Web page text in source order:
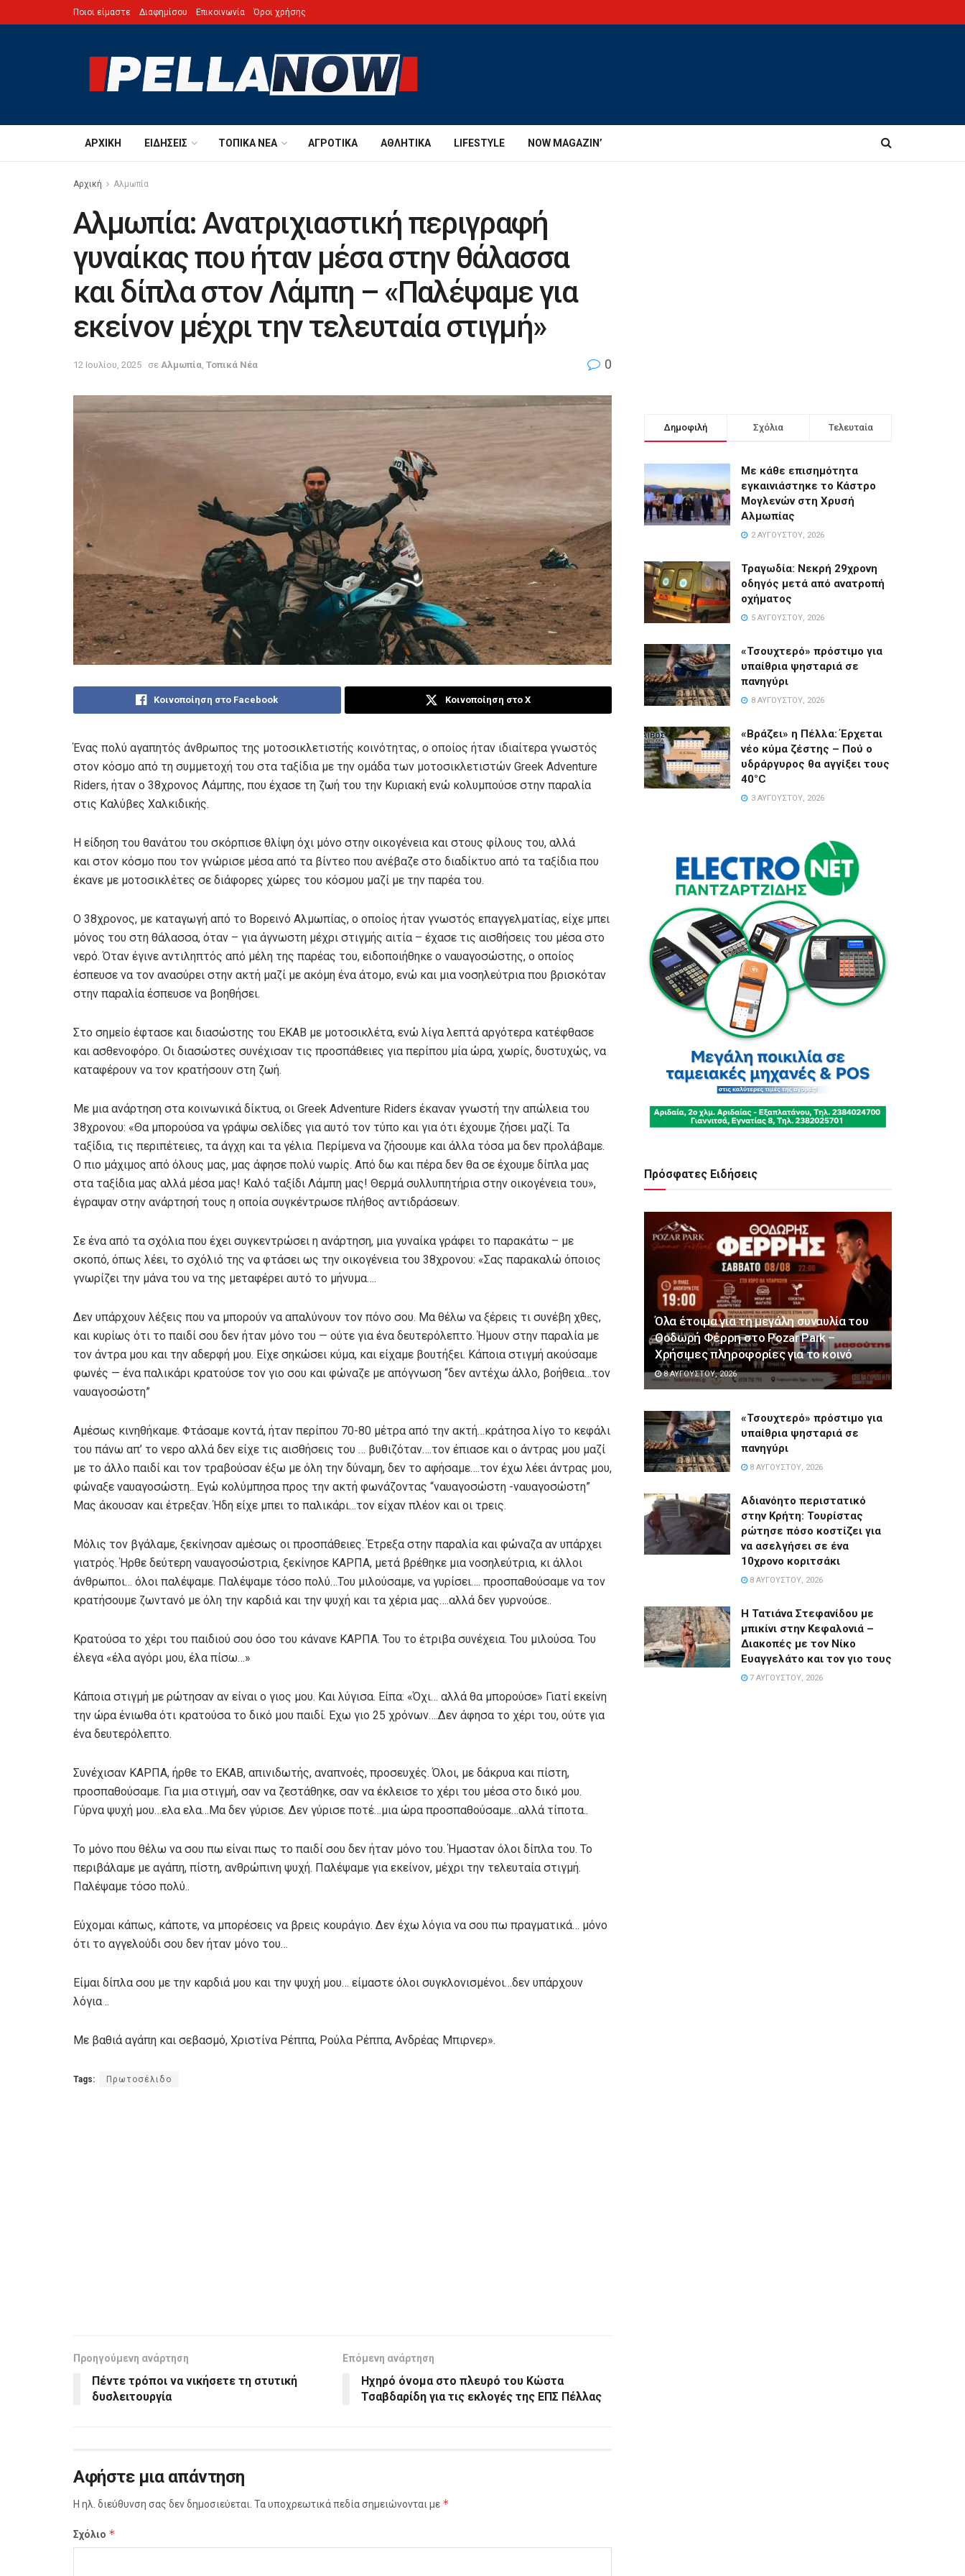
Ποιοι είμαστε Διαφημίσου Επικοινωνία Όροι χρήσης
ΑΡΧΙΚΉ ΕΙΔΉΣΕΙΣ ΤΟΠΙΚΆ ΝΈΑ ΑΓΡΟΤΙΚΆ ΑΘΛΗΤΙΚΆ LIFESTYLE NOW MAGAZIN’
Αρχική Αλμωπία
Αλμωπία: Ανατριχιαστική περιγραφή
γυναίκας που ήταν μέσα στην θάλασσα
και δίπλα στον Λάμπη – «Παλέψαμε για
εκείνον μέχρι την τελευταία στιγμή»
12 Ιουλίου, 2025 σε Αλμωπία Τοπικά Νέα 0
Κοινοποίηση στο Facebook Κοινοποίηση στο X
Ένας πολύ αγαπητός άνθρωπος της μοτοσικλετιστής κοινότητας, ο οποίος ήταν ιδιαίτερα γνωστός
στον κόσμο από τη συμμετοχή του στα ταξίδια με την ομάδα των μοτοσικλετιστών Greek Adventure
Riders, ήταν ο 38χρονος Λάμπης, που έχασε τη ζωή του την Κυριακή ενώ κολυμπούσε στην παραλία
στις Καλύβες Χαλκιδικής.
Η είδηση του θανάτου του σκόρπισε θλίψη όχι μόνο στην οικογένεια και στους φίλους του, αλλά
και στον κόσμο που τον γνώρισε μέσα από τα βίντεο που ανέβαζε στο διαδίκτυο από τα ταξίδια που
έκανε με μοτοσικλέτες σε διάφορες χώρες του κόσμου μαζί με την παρέα του.
Ο 38χρονος, με καταγωγή από το Βορεινό Αλμωπίας, ο οποίος ήταν γνωστός επαγγελματίας, είχε μπει
μόνος του στη θάλασσα, όταν – για άγνωστη μέχρι στιγμής αιτία – έχασε τις αισθήσεις του μέσα στο
νερό. Όταν έγινε αντιληπτός από μέλη της παρέας του, ειδοποιήθηκε ο ναυαγοσώστης, ο οποίος
έσπευσε να τον ανασύρει στην ακτή μαζί με ακόμη ένα άτομο, ενώ και μια νοσηλεύτρια που βρισκόταν
στην παραλία έσπευσε να βοηθήσει.
Στο σημείο έφτασε και διασώστης του ΕΚΑΒ με μοτοσικλέτα, ενώ λίγα λεπτά αργότερα κατέφθασε
και ασθενοφόρο. Οι διασώστες συνέχισαν τις προσπάθειες για περίπου μία ώρα, χωρίς, δυστυχώς, να
καταφέρουν να τον κρατήσουν στη ζωή.
Με μια ανάρτηση στα κοινωνικά δίκτυα, οι Greek Adventure Riders έκαναν γνωστή την απώλεια του
38χρονου: «Θα μπορούσα να γράψω σελίδες για αυτό τον τύπο και για ότι έχουμε ζήσει μαζί. Τα
ταξίδια, τις περιπέτειες, τα άγχη και τα γέλια. Περίμενα να ζήσουμε και άλλα τόσα μα δεν προλάβαμε.
Ο πιο μάχιμος από όλους μας, μας άφησε πολύ νωρίς. Από δω και πέρα δεν θα σε έχουμε δίπλα μας
στα ταξίδια μας αλλά μέσα μας! Καλό ταξίδι Λάμπη μας! Θερμά συλλυπητήρια στην οικογένεια του»,
έγραψαν στην ανάρτησή τους η οποία συγκέντρωσε πλήθος αντιδράσεων.
Σε ένα από τα σχόλια που έχει συγκεντρώσει η ανάρτηση, μια γυναίκα γράφει το παρακάτω – με
σκοπό, όπως λέει, το σχόλιό της να φτάσει ως την οικογένεια του 38χρονου: «Σας παρακαλώ όποιος
γνωρίζει την μάνα του να της μεταφέρει αυτό το μήνυμα….
Δεν υπάρχουν λέξεις που να μπορούν να απαλύνουν τον πόνο σου. Μα θέλω να ξέρεις τι συνέβη χθες,
και κυρίως ότι το παιδί σου δεν ήταν μόνο του — ούτε για ένα δευτερόλεπτο. Ήμουν στην παραλία με
τον άντρα μου και την αδερφή μου. Είχε σηκώσει κύμα, και είχαμε βουτήξει. Κάποια στιγμή ακούσαμε
φωνές — ένα παλικάρι κρατούσε τον γιο σου και φώναζε με απόγνωση “δεν αντέχω άλλο, βοήθεια…τον
ναυαγοσώστη”
Αμέσως κινηθήκαμε. Φτάσαμε κοντά, ήταν περίπου 70-80 μέτρα από την ακτή…κράτησα λίγο το κεφάλι
του πάνω απ’ το νερο αλλά δεν είχε τις αισθήσεις του … βυθιζόταν….τον έπιασε και ο άντρας μου μαζί
με το άλλο παιδί και τον τραβούσαν έξω με όλη την δύναμη, δεν το αφήσαμε….τον έχω λέει άντρας μου,
φώναξε ναυαγοσώστη.. Εγώ κολύμπησα προς την ακτή φωνάζοντας “ναυαγοσώστη -ναυαγοσώστη”
Μας άκουσαν και έτρεξαν. Ήδη είχε μπει το παλικάρι…τον είχαν πλέον και οι τρεις.
Μόλις τον βγάλαμε, ξεκίνησαν αμέσως οι προσπάθειες. Έτρεξα στην παραλία και φώναζα αν υπάρχει
γιατρός. Ήρθε δεύτερη ναυαγοσώστρια, ξεκίνησε ΚΑΡΠΑ, μετά βρέθηκε μια νοσηλεύτρια, κι άλλοι
άνθρωποι… όλοι παλέψαμε. Παλέψαμε τόσο πολύ…Του μιλούσαμε, να γυρίσει…. προσπαθούσαμε να τον
κρατήσουμε ζωντανό με όλη την καρδιά και την ψυχή και τα χέρια μας….αλλά δεν γυρνούσε..
Κρατούσα το χέρι του παιδιού σου όσο του κάνανε ΚΑΡΠΑ. Του το έτριβα συνέχεια. Του μιλούσα. Του
έλεγα «έλα αγόρι μου, έλα πίσω…»
Κάποια στιγμή με ρώτησαν αν είναι ο γιος μου. Και λύγισα. Είπα: «Όχι… αλλά θα μπορούσε» Γιατί εκείνη
την ώρα ένιωθα ότι κρατούσα το δικό μου παιδί. Εχω γιο 25 χρόνων….Δεν άφησα το χέρι του, ούτε για
ένα δευτερόλεπτο.
Συνέχισαν ΚΑΡΠΑ, ήρθε το ΕΚΑΒ, απινιδωτής, αναπνοές, προσευχές. Όλοι, με δάκρυα και πίστη,
προσπαθούσαμε. Για μια στιγμή, σαν να ζεστάθηκε, σαν να έκλεισε το χέρι του μέσα στο δικό μου.
Γύρνα ψυχή μου…ελα ελα…Μα δεν γύρισε. Δεν γύρισε ποτέ…μια ώρα προσπαθούσαμε…αλλά τίποτα..
Το μόνο που θέλω να σου πω είναι πως το παιδί σου δεν ήταν μόνο του. Ήμασταν όλοι δίπλα του. Το
περιβάλαμε με αγάπη, πίστη, ανθρώπινη ψυχή. Παλέψαμε για εκείνον, μέχρι την τελευταία στιγμή.
Παλέψαμε τόσο πολύ..
Εύχομαι κάπως, κάποτε, να μπορέσεις να βρεις κουράγιο. Δεν έχω λόγια να σου πω πραγματικά… μόνο
ότι το αγγελούδι σου δεν ήταν μόνο του…
Είμαι δίπλα σου με την καρδιά μου και την ψυχή μου… είμαστε όλοι συγκλονισμένοι…δεν υπάρχουν
λόγια ..
Με βαθιά αγάπη και σεβασμό, Χριστίνα Ρέππα, Ρούλα Ρέππα, Ανδρέας Μπιρνερ».
Tags: Πρωτοσέλιδο
Προηγούμενη ανάρτηση
Πέντε τρόποι να νικήσετε τη στυτική
δυσλειτουργία
Επόμενη ανάρτηση
Ηχηρό όνομα στο πλευρό του Κώστα
Τσαβδαρίδη για τις εκλογές της ΕΠΣ Πέλλας
Αφήστε μια απάντηση
Η ηλ. διεύθυνση σας δεν δημοσιεύεται. Τα υποχρεωτικά πεδία σημειώνονται με *
Σχόλιο *
Δημοφιλή Σχόλια Τελευταία
Με κάθε επισημότητα
εγκαινιάστηκε το Κάστρο
Μογλενών στη Χρυσή
Αλμωπίας
2 ΑΥΓΟΎΣΤΟΥ, 2026
Τραγωδία: Νεκρή 29χρονη
οδηγός μετά από ανατροπή
οχήματος
5 ΑΥΓΟΎΣΤΟΥ, 2026
«Τσουχτερό» πρόστιμο για
υπαίθρια ψησταριά σε
πανηγύρι
8 ΑΥΓΟΎΣΤΟΥ, 2026
«Βράζει» η Πέλλα: Έρχεται
νέο κύμα ζέστης – Πού ο
υδράργυρος θα αγγίξει τους
40°C
3 ΑΥΓΟΎΣΤΟΥ, 2026
Πρόσφατες Ειδήσεις
Όλα έτοιμα για τη μεγάλη συναυλία του
Θοδωρή Φέρρη στο Pozar Park –
Χρήσιμες πληροφορίες για το κοινό
8 ΑΥΓΟΎΣΤΟΥ, 2026
«Τσουχτερό» πρόστιμο για
υπαίθρια ψησταριά σε
πανηγύρι
8 ΑΥΓΟΎΣΤΟΥ, 2026
Αδιανόητο περιστατικό
στην Κρήτη: Τουρίστας
ρώτησε πόσο κοστίζει για
να ασελγήσει σε ένα
10χρονο κοριτσάκι
8 ΑΥΓΟΎΣΤΟΥ, 2026
Η Τατιάνα Στεφανίδου με
μπικίνι στην Κεφαλονιά –
Διακοπές με τον Νίκο
Ευαγγελάτο και τον γιο τους
7 ΑΥΓΟΎΣΤΟΥ, 2026